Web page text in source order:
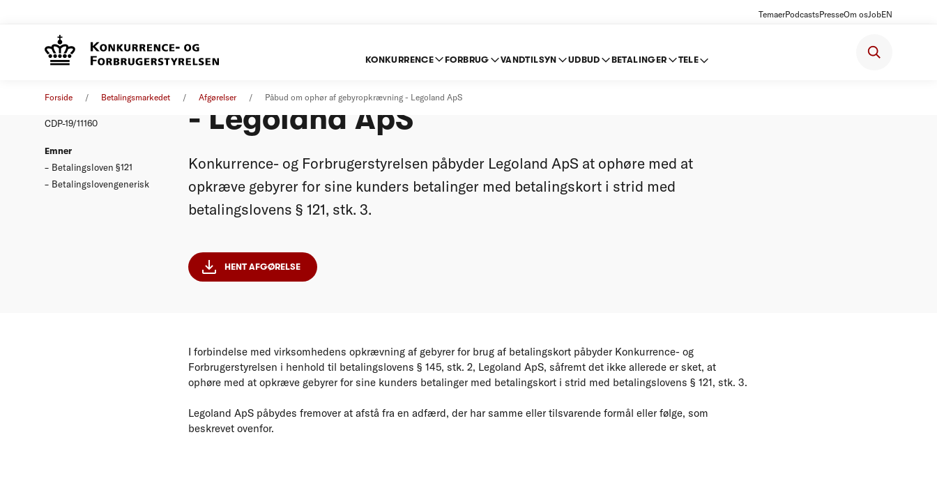
TemaerPodcastsPresseOm osJobEN
KONKURRENCE FORBRUG VANDTILSYN UDBUD BETALINGER TELE
Forside Betalingsmarkedet Afgørelser Påbud om ophør af gebyropkrævning - Legoland ApS
CDP-19/11160
Emner
Betalingsloven §121
Betalingslovengenerisk
- Legoland ApS
Konkurrence- og Forbrugerstyrelsen påbyder Legoland ApS at ophøre med at
opkræve gebyrer for sine kunders betalinger med betalingskort i strid med
betalingslovens § 121, stk. 3.
HENT AFGØRELSE
I forbindelse med virksomhedens opkrævning af gebyrer for brug af betalingskort påbyder Konkurrence- og
Forbrugerstyrelsen i henhold til betalingslovens § 145, stk. 2, Legoland ApS, såfremt det ikke allerede er sket, at
ophøre med at opkræve gebyrer for sine kunders betalinger med betalingskort i strid med betalingslovens § 121, stk. 3.
Legoland ApS påbydes fremover at afstå fra en adfærd, der har samme eller tilsvarende formål eller følge, som
beskrevet ovenfor.